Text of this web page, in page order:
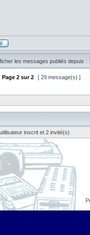
les messages publiés depuis :
Page 2 sur2 [ 29 message(s) ]
inscrit et 2 invité(s)